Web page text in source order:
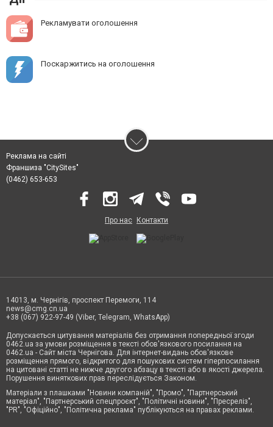
Рекламувати оголошення
Поскаржитись на оголошення
Реклама на сайті
Франшиза "CitySites"
(0462) 653-653
Про нас Контакти
14013, м. Чернігів, проспект Перемоги, 114
news@cmg.cn.ua
+38 (067) 922-97-49 (Viber, Telegram, WhatsApp)
Допускається цитування матеріалів без отримання попередньої згоди
0462.ua за умови розміщення в тексті обов'язкового посилання на
0462.ua - Сайт міста Чернігова. Для інтернет-видань обов'язкове
розміщення прямого, відкритого для пошукових систем гіперпосилання
на цитовані статті не нижче другого абзацу в тексті або в якості джерела.
Порушення виняткових прав переслідується Законом.
Матеріали з плашками "Новини компаній", "Промо", "Партнерський
матеріал", "Партнерський спецпроєкт", "Політичні новини", "Пресреліз",
"PR", "Офіційно", "Політична реклама" публікуються на правах реклами.